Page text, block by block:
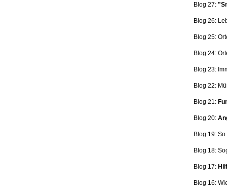
Blog 27:
Blog 26:
Blog 25:
Blog 24:
Blog 23:
Blog 22:
Blog 21:
Blog 20:
Blog 19:
Blog 18:
Blog 17:
Blog 16: